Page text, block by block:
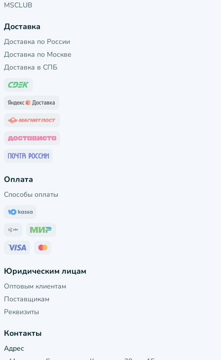
MSCLUB
Доставка
Доставка по России
Доставка по Москве
Доставка в СПБ
Оплата
Способы оплаты
Юридическим лицам
Оптовым клиентам
Поставщикам
Реквизиты
Контакты
Адрес